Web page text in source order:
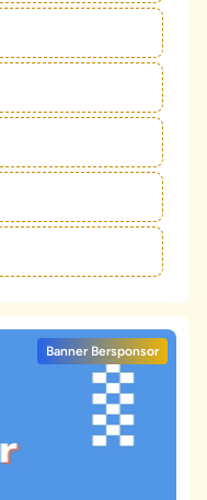
Banner Bersponsor